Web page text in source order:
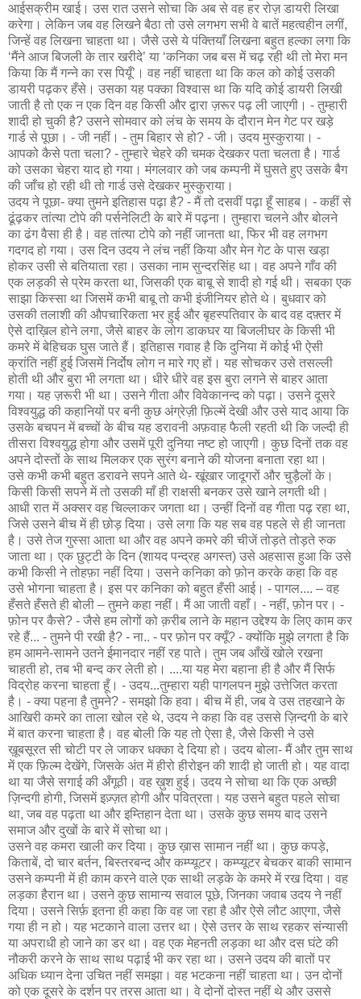
आईसक्रीम खाई। उस रात उसने सोचा कि अब से वह हर रोज़ डायरी लिखा
करेगा। लेकिन जब वह लिखने बैठा तो उसे लगभग सभी वे बातें महत्वहीन लगीं,
जिन्हें वह लिखना चाहता था। जैसे उसे ये पंक्तियाँ लिखना बहुत हल्का लगा कि
‘मैंने आज बिजली के तार खरीदे’ या ‘कनिका जब बस में चढ़ रही थी तो मेरा मन
किया कि मैं गन्ने का रस पियूँ’। वह नहीं चाहता था कि कल को कोई उसकी
डायरी पढ़कर हँसे। उसका यह पक्का विश्वास था कि यदि कोई डायरी लिखी
जाती है तो एक न एक दिन वह किसी और द्वारा ज़रूर पढ़ ली जाएगी। - तुम्हारी
शादी हो चुकी है? उसने सोमवार को लंच के समय के दौरान मेन गेट पर खड़े
गार्ड से पूछा। - जी नहीं। - तुम बिहार से हो? - जी। उदय मुस्कुराया। -
आपको कैसे पता चला? - तुम्हारे चेहरे की चमक देखकर पता चलता है। गार्ड
को उसका चेहरा याद हो गया। मंगलवार को जब कम्पनी में घुसते हुए उसके बैग
की जाँच हो रही थी तो गार्ड उसे देखकर मुस्कुराया।
उदय ने पूछा- क्या तुमने इतिहास पढ़ा है? - मैं तो दसवीं पढ़ा हूँ साहब। - कहीं से
ढूंढ़कर तांत्या टोपे की पर्सनेलिटी के बारे में पढ़ना। तुम्हारा चलने और बोलने
का ढंग वैसा ही है। वह तांत्या टोपे को नहीं जानता था, फिर भी वह लगभग
गदगद हो गया। उस दिन उदय ने लंच नहीं किया और मेन गेट के पास खड़ा
होकर उसी से बतियाता रहा। उसका नाम सुन्दरसिंह था। वह अपने गाँव की
एक लड़की से प्रेम करता था, जिसकी एक बाबू से शादी हो गई थी। सबका एक
साझा किस्सा था जिसमें कभी बाबू तो कभी इंजीनियर होते थे। बुधवार को
उसकी तलाशी की औपचारिकता भर हुई और बृहस्पतिवार के बाद वह दफ़्तर में
ऐसे दाख़िल होने लगा, जैसे बाहर के लोग डाकघर या बिजलीघर के किसी भी
कमरे में बेहिचक घुस जाते हैं। इतिहास गवाह है कि दुनिया में कोई भी ऐसी
क्रांति नहीं हुई जिसमें निर्दोष लोग न मारे गए हों। यह सोचकर उसे तसल्ली
होती थी और बुरा भी लगता था। धीरे धीरे वह इस बुरा लगने से बाहर आता
गया। यह ज़रूरी भी था। उसने गीता और विवेकानन्द को पढ़ा। उसने दूसरे
विश्वयुद्ध की कहानियों पर बनी कुछ अंग्रेज़ी फ़िल्में देखी और उसे याद आया कि
उसके बचपन में बच्चों के बीच यह डरावनी अफ़वाह फैली रहती थी कि जल्दी ही
तीसरा विश्वयुद्ध होगा और उसमें पूरी दुनिया नष्ट हो जाएगी। कुछ दिनों तक वह
अपने दोस्तों के साथ मिलकर एक सुरंग बनाने की योजना बनाता रहा था।
उसे कभी कभी बहुत डरावने सपने आते थे- खूंखार जादूगरों और चुड़ैलों के।
किसी किसी सपने में तो उसकी माँ ही राक्षसी बनकर उसे खाने लगती थी।
आधी रात में अक्सर वह चिल्लाकर जगता था। उन्हीं दिनों वह गीता पढ़ रहा था,
जिसे उसने बीच में ही छोड़ दिया। उसे लगा कि यह सब वह पहले से ही जानता
है। उसे तेज गुस्सा आता था और वह अपने कमरे की चीजें तोड़ते तोड़ते रुक
जाता था। एक छुट्टी के दिन (शायद पन्द्रह अगस्त) उसे अहसास हुआ कि उसे
कभी किसी ने तोहफ़ा नहीं दिया। उसने कनिका को फ़ोन करके कहा कि वह
उसे भोगना चाहता है। इस पर कनिका को बहुत हँसी आई। - पागल.... – वह
हँसते हँसते ही बोली – तुमने कहा नहीं। मैं आ जाती वहाँ। - नहीं, फ़ोन पर। -
फ़ोन पर कैसे? - जैसे हम लोगों को क़रीब लाने के महान उद्देश्य के लिए काम कर
रहे हैं... - तुमने पी रखी है? - ना.. - पर फ़ोन पर क्यूँ? - क्योंकि मुझे लगता है कि
हम आमने-सामने उतने ईमानदार नहीं रह पाते। तुम जब आँखें खोले रखना
चाहती हो, तब भी बन्द कर लेती हो। ....या यह मेरा बहाना ही है और मैं सिर्फ
विद्रोह करना चाहता हूँ। - उदय...तुम्हारा यही पागलपन मुझे उत्तेजित करता
है। - क्या पहना है तुमने? - समझो कि हवा। बीच में ही, जब वे उस तहखाने के
आखिरी कमरे का ताला खोल रहे थे, उदय ने कहा कि वह उससे ज़िन्दगी के बारे
में बात करना चाहता है। वह बोली कि यह तो ऐसा है, जैसे किसी ने उसे
ख़ूबसूरत सी चोटी पर ले जाकर धक्का दे दिया हो। उदय बोला- मैं और तुम साथ
में एक फ़िल्म देखेंगे, जिसके अंत में हीरो हीरोइन की शादी हो जाती हो। यह वादा
था या जैसे सगाई की अँगूठी। वह ख़ुश हुई। उदय ने सोचा था कि एक अच्छी
ज़िन्दगी होगी, जिसमें इज़्ज़त होगी और पवित्रता। यह उसने बहुत पहले सोचा
था, जब वह पढ़ता था और इम्तिहान देता था। उसके कुछ समय बाद उसने
समाज और दुखों के बारे में सोचा था।
उसने वह कमरा खाली कर दिया। कुछ ख़ास सामान नहीं था। कुछ कपड़े,
किताबें, दो चार बर्तन, बिस्तरबन्द और कम्प्यूटर। कम्प्यूटर बेचकर बाकी सामान
उसने कम्पनी में ही काम करने वाले एक साथी लड़के के कमरे में रख दिया। वह
लड़का हैरान था। उसने कुछ सामान्य सवाल पूछे, जिनका जवाब उदय ने नहीं
दिया। उसने सिर्फ़ इतना ही कहा कि वह जा रहा है और ऐसे लौट आएगा, जैसे
गया ही न हो। यह भटकाने वाला उत्तर था। ऐसे उत्तर के साथ रहकर संन्यासी
या अपराधी हो जाने का डर था। वह एक मेहनती लड़का था और दस घंटे की
नौकरी करने के साथ साथ पढ़ाई भी कर रहा था। उसने उदय की बातों पर
अधिक ध्यान देना उचित नहीं समझा। वह भटकना नहीं चाहता था। उन दोनों
को एक दूसरे के दर्शन पर तरस आता था। वे दोनों दोस्त नहीं थे और उससे